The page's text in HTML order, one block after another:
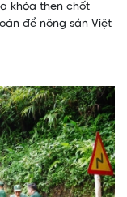
khóa then chốt
để nông sản Việt